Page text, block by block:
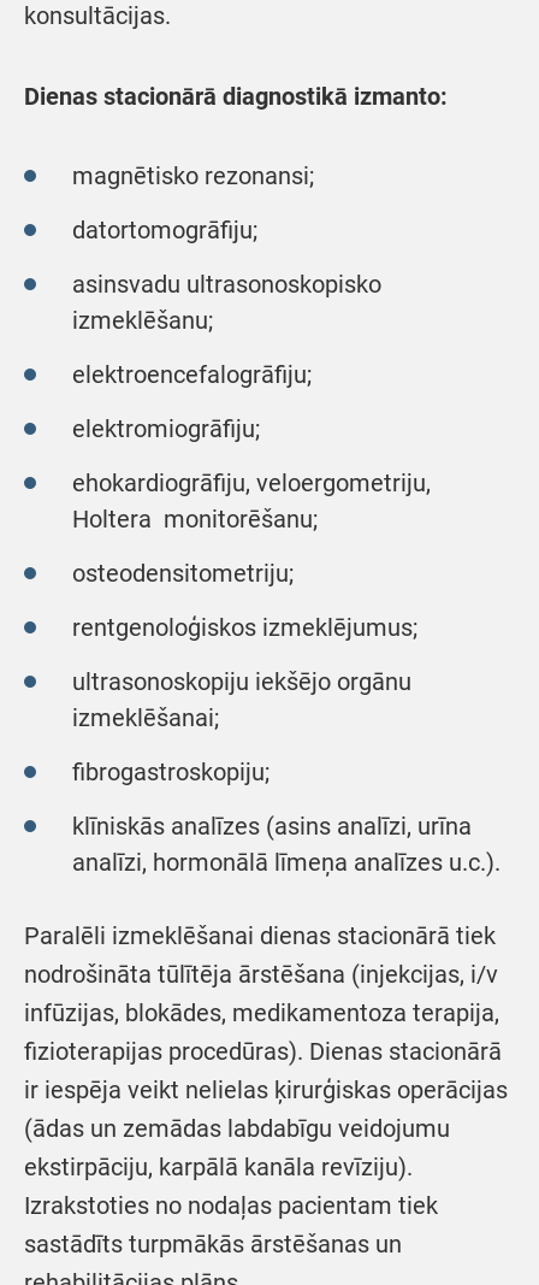
konsultācijas.
Dienas stacionārā diagnostikā izmanto:
magnētisko rezonansi;
datortomogrāfiju;
asinsvadu ultrasonoskopisko
izmeklēšanu;
elektroencefalogrāfiju;
elektromiogrāfiju;
ehokardiogrāfiju, veloergometriju,
Holtera monitorēšanu;
osteodensitometriju;
rentgenoloģiskos izmeklējumus;
ultrasonoskopiju iekšējo orgānu
izmeklēšanai;
fibrogastroskopiju;
klīniskās analīzes (asins analīzi, urīna
analīzi, hormonālā līmeņa analīzes u.c.).
Paralēli izmeklēšanai dienas stacionārā tiek
nodrošināta tūlītēja ārstēšana (injekcijas, i/v
infūzijas, blokādes, medikamentoza terapija,
fizioterapijas procedūras). Dienas stacionārā
ir iespēja veikt nelielas ķirurģiskas operācijas
(ādas un zemādas labdabīgu veidojumu
ekstirpāciju, karpālā kanāla revīziju).
Izrakstoties no nodaļas pacientam tiek
sastādīts turpmākās ārstēšanas un